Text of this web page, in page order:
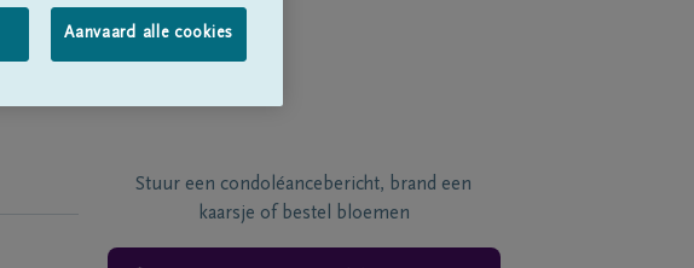
Stuur een condoléancebericht, brand een
kaarsje of bestel bloemen
Aanvaard alle cookies